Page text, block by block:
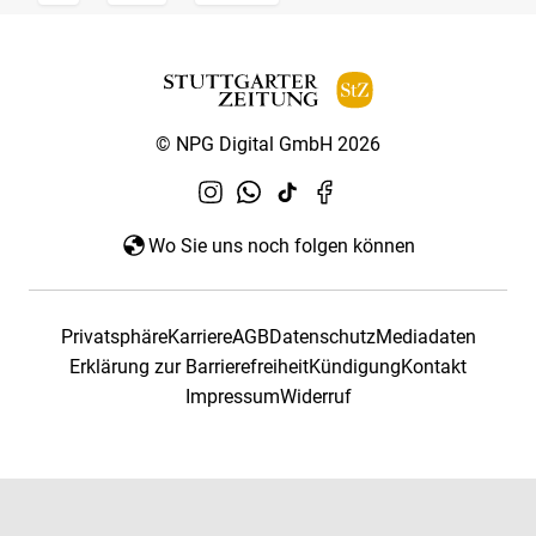
© NPG Digital GmbH 2026
Wo Sie uns noch folgen können
PrivatsphäreKarriereAGBDatenschutzMediadaten
Erklärung zur BarrierefreiheitKündigungKontakt
ImpressumWiderruf